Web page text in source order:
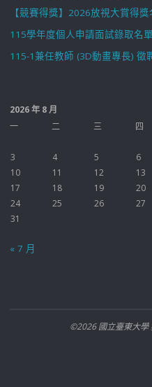
【競賽得獎】2026放視大賞得獎
115學年度個人申請面試錄取名
115-1兼任教師 (3D動畫專長) 徵
2026 年 8 月
一
二 三 四
3
4 5 6
10
11 12 13
17
18 19 20
24
25 26 27
31
« 7 月
©2026 國立臺東大學